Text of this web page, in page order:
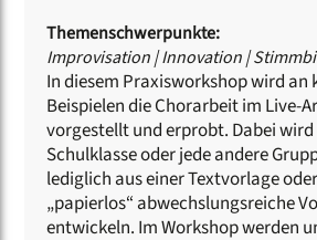
Themenschwerpunkte:
Improvisation|Innovation|
In diesem Praxisworkshop wird an
Beispielen die Chorarbeit im Live-
vorgestellt und erprobt. Dabei wird
Schulklasse oder jede andere
lediglich aus einer Textvorlage
„papierlos“ abwechslungsreiche
entwickeln. Im Workshop werden